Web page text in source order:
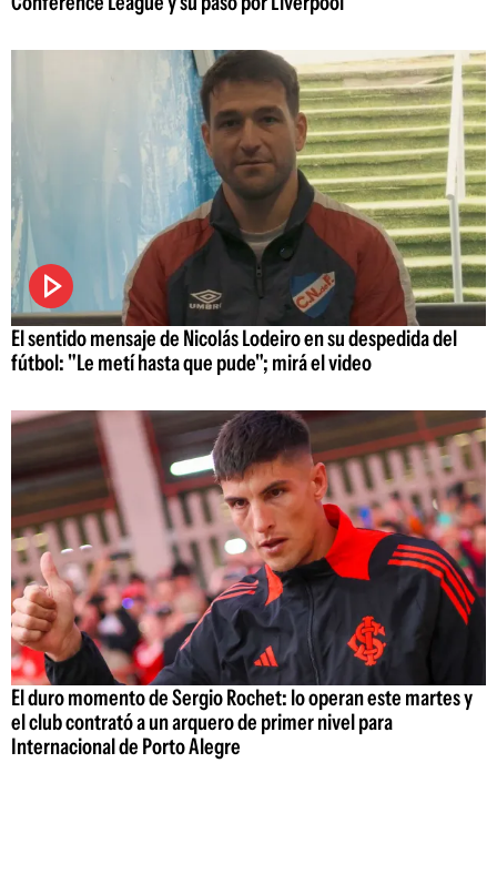
El sentido mensaje de Nicolás Lodeiro en su despedida del
fútbol: "Le metí hasta que pude"; mirá el video
El duro momento de Sergio Rochet: lo operan este martes y
el club contrató a un arquero de primer nivel para
Internacional de Porto Alegre